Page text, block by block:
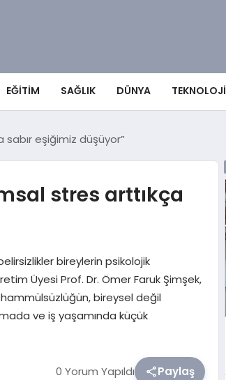
EĞITIM SAĞLIK DÜNYA TEKNOLOJI
sabır eşiğimiz düşüyor”
stres arttıkça
bireylerin psikolojik
Üyesi Prof. Dr. Ömer Faruk Şimşek,
bireysel değil
ve iş yaşamında küçük
0 Yorum Yapıldı Paylaş